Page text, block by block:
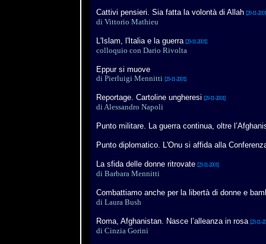
Cattivi pensieri. Sia fatta la volontà di Allah [29-11-
di Vittorio Mathieu
L'Islam, l'Italia e la guerra [29-11-2001]
colloquio con Dario Rivolta
Eppur si muove
di Pierluigi Mennitti [29-11-2001]
Reportage. Cartoline ungheresi [29-11-2001]
di Alessandro Napoli
Punto militare. La guerra continua, oltre
Punto diplomatico. L'Onu si affida alla
La sfida delle donne ritrovate [23-11-2001]
di Barbara Mennitti
Combattiamo anche per la libertà di donne e
di Laura Bush
Roma, Afghanistan. Nasce l’alleanza in rosa [23-11-
di Cinzia Gorini